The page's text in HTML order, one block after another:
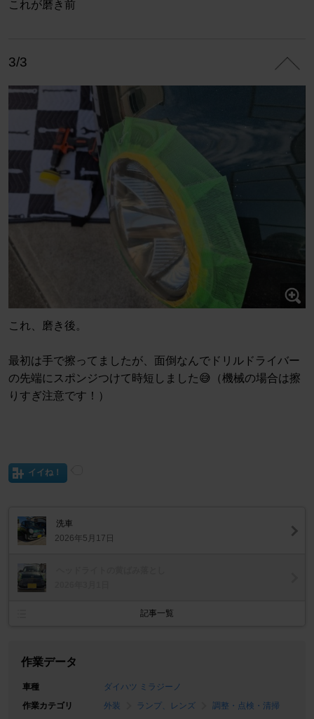
これが磨き前
3/3
これ、磨き後。
最初は手で擦ってましたが、面倒なんでドリルドライバー
の先端にスポンジつけて時短しました😅（機械の場合は擦
りすぎ注意です！）
イイね！
洗車
2026年5月17日
記事一覧
作業データ
車種
ダイハツ ミラジーノ
作業カテゴリ
外装 ランプ、レンズ
調整・点検・清掃